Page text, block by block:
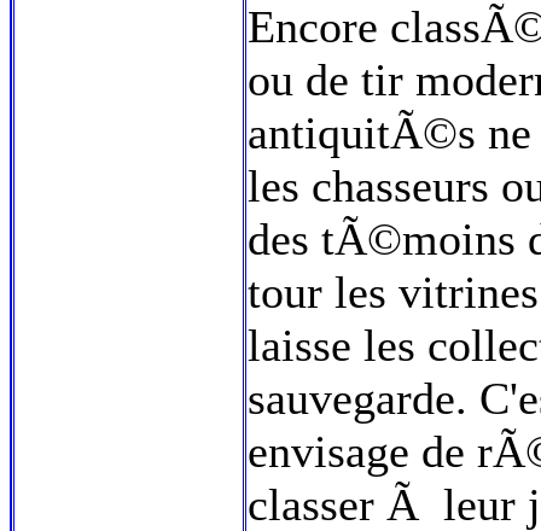
Encore
ou de tir
antiquitÃ©s ne
les chasseurs
des tÃ©moins
tour les
laisse les
sauvegarde.
envisage de
classer Ã leur